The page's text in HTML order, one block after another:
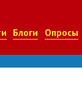
Блоги Опросы